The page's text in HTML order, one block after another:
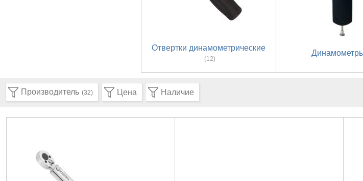
Отвертки динамометрические
(12)
Производитель (32) Цена Наличие